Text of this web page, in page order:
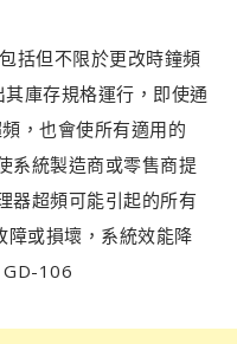
括但不限於更改時鐘頻
庫存規格運行，即使通
，也會使所有適用的
系統製造商或零售商提
器超頻可能引起的所有
障或損壞，系統效能降
GD-106